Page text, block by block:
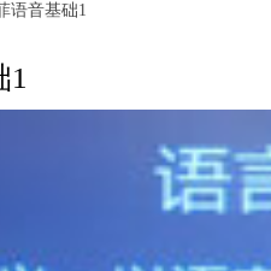
语音基础1